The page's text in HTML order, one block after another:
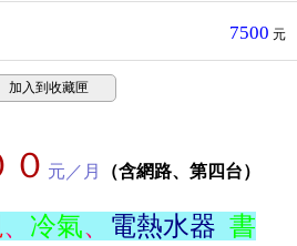
7500 元
加入到收藏匣
０ 元／月 （含網路、第四台）
、 冷氣、 電熱水器 書